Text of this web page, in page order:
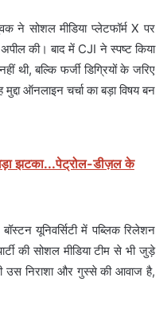
ने सोशल मीडिया प्लेटफॉर्म X पर
की। बाद में CJI ने स्पष्ट किया
थी, बल्कि फर्जी डिग्रियों के जरिए
ऑनलाइन चर्चा का बड़ा विषय बन
झटका...पेट्रोल-डीज़ल के
यूनिवर्सिटी में पब्लिक रिलेशन
की सोशल मीडिया टीम से भी जुड़े
निराशा और गुस्से की आवाज है,